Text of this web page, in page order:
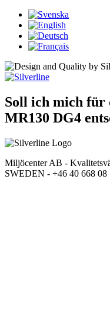
Soll ich mich für
MR130 DG4
Miljöcenter AB -
SWEDEN - +46 40 668 08